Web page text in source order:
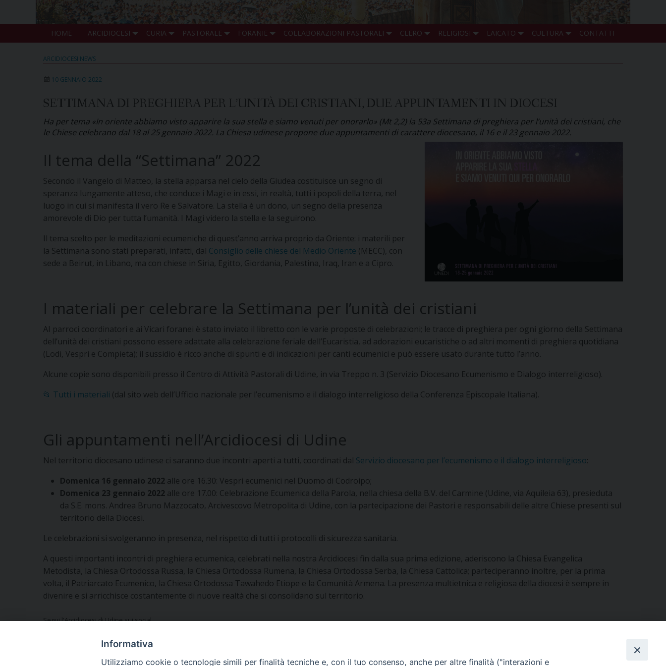
HOME ARCIDIOCESI CURIA PASTORALE FORANIE COLLABORAZIONI PASTORALI CLERO RELIGIOSI LAICATO CULTURA CONTATTI
ARCIDIOCESI NEWS
10 GENNAIO 2022
SETTIMANA DI PREGHIERA PER L’UNITÀ DEI CRISTIANI, DUE APPUNTAMENTI IN DIOCESI
Ha per tema «In oriente abbiamo visto apparire la sua stella e siamo venuti per onorarlo» (Mt 2,2) la 53a Settimana di preghiera per l’unità dei cristiani, che
le Chiese celebrano dal 18 al 25 gennaio 2022. La Chiesa udinese propone due appuntamenti di carattere diocesano, il 16 e il 23 gennaio 2022.
Il tema della “Settimana” 2022
Secondo il Vangelo di Matteo, la stella apparsa nel cielo della Giudea costituisce un segno di
speranza lungamente atteso, che conduce i Magi e in essi, in realtà, tutti i popoli della terra, nel
luogo in cui si manifesta il vero Re e Salvatore. La stella è un dono, un segno della presenza
amorevole di Dio per tutta l’umanità. I Magi videro la stella e la seguirono.
Il tema scelto per le meditazioni ecumeniche di quest’anno arriva proprio da Oriente: i materili per
la Settimana sono stati preparati, infatti, dal Consiglio delle chiese del Medio Oriente (MECC), con
sede a Beirut, in Libano, ma con chiese in Siria, Egitto, Giordania, Palestina, Iraq, Iran e a Cipro.
I materiali per celebrare la Settimana per l’unità dei cristiani
AI parroci coordinatori e ai Vicari foranei è stato inviato il libretto con le varie proposte di celebrazioni; le tracce di preghiera per ogni giorno della Settimana
dell’unità dei cristiani possono essere adattate alla celebrazione feriale dell’Eucaristia, ad adorazioni eucaristiche o ad altri momenti di preghiera quotidiana
(Lodi, Vespri e Compieta); il sussidio è ricco anche di spunti e di indicazioni per canti ecumenici e può essere usato durante tutto l’anno.
Alcune copie sono disponibili presso il Centro di Attività Pastorali di Udine, in via Treppo n. 3 (Servizio Diocesano Ecumenismo e Dialogo interreligioso).
📂 Tutti i materiali (dal sito web dell’Ufficio nazionale per l’ecumenismo e il dialogo interreligioso della Conferenza Episcopale Italiana).
Gli appuntamenti nell’Arcidiocesi di Udine
Nel territorio diocesano udinese ci saranno due incontri aperti a tutti, coordinati dal Servizio diocesano per l’ecumenismo e il dialogo interreligioso:
Domenica 16 gennaio 2022 alle ore 16.30: Vespri ecumenici nel Duomo di Codroipo;
Domenica 23 gennaio 2022 alle ore 17.00: Celebrazione Ecumenica della Parola, nella chiesa della B.V. del Carmine (Udine, via Aquileia 63), presieduta
da S.E. mons. Andrea Bruno Mazzocato, Arcivescovo Metropolita di Udine, con la partecipazione dei Pastori e responsabili delle altre Chiese presenti sul
territorio della Diocesi.
Le celebrazioni si svolgeranno in presenza, nel rispetto di tutti i protocolli di sicurezza sanitaria.
A questi importanti incontri di preghiera ecumenica, celebrati nella nostra Arcidiocesi fin dalla sua prima edizione, aderiscono la Chiesa Evangelica
Metodista, la Chiesa Ortodossa Russa, la Chiesa Ortodossa Rumena, la Chiesa Ortodossa Serba, la Chiesa Cattolica; parteciperanno inoltre, per la prima
volta, il Patriarcato Ecumenico, la Chiesa Ortodossa Tawahedo Etiope e la Comunità Armena. La presenza multietnica e religiosa della diocesi è sempre in
divenire e si arricchisce costantemente di nuove realtà che si consolidano sul territorio.
Segui l'Arcidiocesi di Udine sui social
Informativa
Utilizziamo cookie o tecnologie simili per finalità tecniche e, con il tuo consenso, anche per altre finalità ("interazioni e